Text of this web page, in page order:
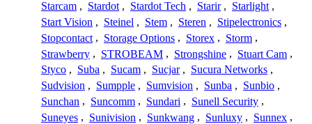
Starcam , Stardot , Stardot Tech , Starir , Starlight ,
Start Vision , Steinel , Stem , Steren , Stipelectronics ,
Stopcontact , Storage Options , Storex , Storm ,
Strawberry , STROBEAM , Strongshine , Stuart Cam ,
Styco , Suba , Sucam , Sucjar , Sucura Networks ,
Sudvision , Sumpple , Sumvision , Sunba , Sunbio ,
Sunchan , Suncomm , Sundari , Sunell Security ,
Suneyes , Sunivision , Sunkwang , Sunluxy , Sunnex ,